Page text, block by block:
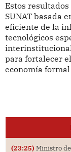
Estos
SUNAT basada
eficiente de la
tecnológicos
para fortalecer
economía
(23:25) Ministro